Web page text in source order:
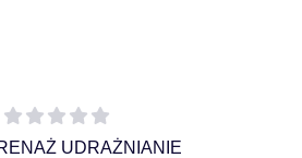
UDRAŻNIANIE